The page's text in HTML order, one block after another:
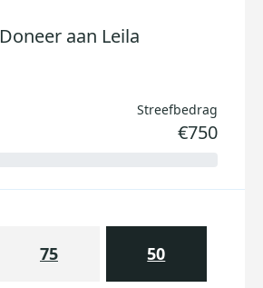
Doneer aan Leila
Streefbedrag
€750
75 50